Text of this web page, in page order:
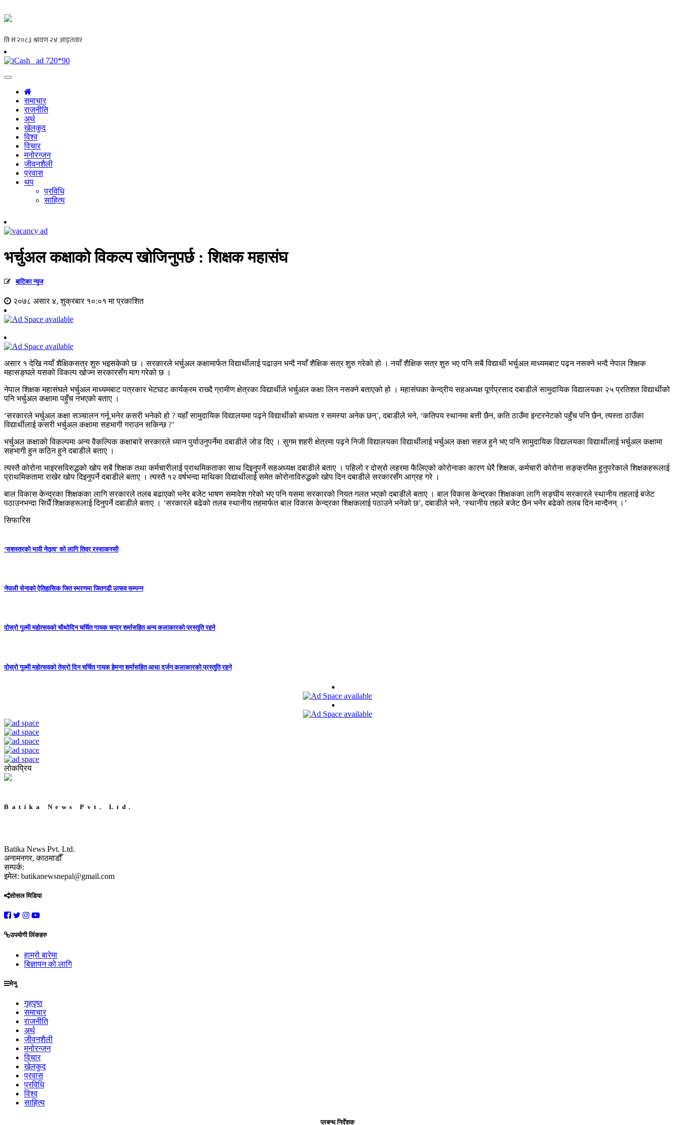
समाचार
राजनीति
अर्थ
खेलकुद
विश्व
विचार
मनोरन्जन
जीवनशैली
प्रवास
थप
प्रविधि
साहित्य
भर्चुअल कक्षाको विकल्प खोजिनुपर्छ : शिक्षक महासंघ
बाटिका न्युज
२०७८ असार ४, शुक्रबार १०:०१ मा प्रकाशित
असार १ देखि नयाँ शैक्षिकसत्र शुरु भइसकेको छ । सरकारले भर्चुअल कक्षामार्फत विद्यार्थीलाई पढाउन भन्दै नयाँ शैक्षिक सत्र शुरु गरेको हो । नयाँ शैक्षिक सत्र शुरु भए पनि सबै विद्यार्थी भर्चुअल माध्यमबाट पढ्न नसक्ने भन्दै नेपाल शिक्षक
महासङ्घले यसको विकल्प खोज्न सरकारसँग माग गरेको छ ।
नेपाल शिक्षक महासंघले भर्चुअल माध्यमबाट पत्रकार भेटघाट कार्यक्रम राख्दै ग्रामीण क्षेत्रका विद्यार्थीले भर्चुअल कक्षा लिन नसक्ने बताएको हो । महासंघका केन्द्रीय सहअध्यक्ष पूर्णप्रसाद दबाडीले सामुदायिक विद्यालयका २५ प्रतिशत विद्यार्थीको
पनि भर्चुअल कक्षामा पहुँच नभएको बताए ।
‘सरकारले भर्चुअल कक्षा सञ्चालन गर्नू भनेर कसरी भनेको हो ? यहाँ सामुदायिक विद्यालयमा पढ्ने विद्यार्थीको बाध्यता र समस्या अनेक छन्’, दबाडीले भने, ‘कतिपय स्थानमा बत्ती छैन, कति ठाउँमा इन्टरनेटको पहुँच पनि छैन, त्यस्ता ठाउँका
विद्यार्थीलाई कसरी भर्चुअल कक्षामा सहभागी गराउन सकिन्छ ?’
भर्चुअल कक्षाको विकल्पमा अन्य वैकल्पिक कक्षाबारे सरकारले ध्यान पुर्या‍उनुपर्नेमा दबाडीले जोड दिए । सुगम शहरी क्षेत्रमा पढ्ने निजी विद्यालयका विद्यार्थीलाई भर्चुअल कक्षा सहज हुने भए पनि सामुदायिक विद्यालयका विद्यार्थीलाई भर्चुअल कक्षामा
सहभागी हुन कठिन हुने दबाडीले बताए ।
त्यस्तै कोरोना भाइरसविरुद्धको खोप सबै शिक्षक तथा कर्मचारीलाई प्राथमिकताका साथ दिइनुपर्ने सहअध्यक्ष दबाडीले बताए । पहिलो र दोस्रो लहरमा फैलिएको कोरोनाका कारण धेरै शिक्षक, कर्मचारी कोरोना सङ्क्रमित हुनुपरेकाले शिक्षकहरूलाई
प्राथमिकतामा राखेर खोप दिइनुपर्ने दबाडीले बताए । त्यस्तै १२ वर्षभन्दा माथिका विद्यार्थीलाई समेत कोरोनाविरुद्धको खोप दिन दबाडीले सरकारसँग आग्रह गरे ।
बाल विकास केन्द्रका शिक्षकका लागि सरकारले तलब बढाएको भनेर बजेट भाषण समावेश गरेको भए पनि यसमा सरकारको नियत गलत भएको दबाडीले बताए । बाल विकास केन्द्रका शिक्षकका लागि सङ्घीय सरकारले स्थानीय तहलाई बजेट
पठाउनभन्दा सिधैँ शिक्षकहरूलाई दिनुपर्ने दबाडीले बताए । ‘सरकारले बढेको तलब स्थानीय तहमार्फत बाल विकास केन्द्रका शिक्षकलाई पठाउने भनेको छ’, दबाडीले भने, ‘स्थानीय तहले बजेट छैन भनेर बढेको तलब दिन मान्दैनन् ।’
सिफारिस
‘सशस्त्रको भावी नेतृत्व’ को लागि तिव्र रस्साकस्सी
नेपाली सेनाको ऐतिहासिक जित स्मरणमा जितगढी उत्सव सम्पन्न
दोस्रो गुल्मी महोत्सवको चौथोदिन चर्चित गायक चन्द्र शर्मासहित अन्य कलाकारको प्रस्तुति रहने
दोस्रो गुल्मी महोत्सवको तेस्रो दिन चर्चित गायक हेमन्त शर्मासहित आधा दर्जन कलाकारको प्रस्तुति रहने
लोकप्रिय
Batika News Pvt. Ltd.
Batika News Pvt. Ltd.
अनामनगर, काठमाडौँ
सम्पर्क:
इमेल: batikanewsnepal@gmail.com
सोसल मिडिया
उपयोगी लिंकहरु
हाम्रो बारेमा
बिज्ञापन को लागि
मेनु
गृहपृष्ठ
समाचार
राजनीति
अर्थ
जीवनशैली
मनोरन्जन
विचार
खेलकुद
प्रवास
प्रविधि
विश्व
साहित्य
प्रबन्ध निर्देशक